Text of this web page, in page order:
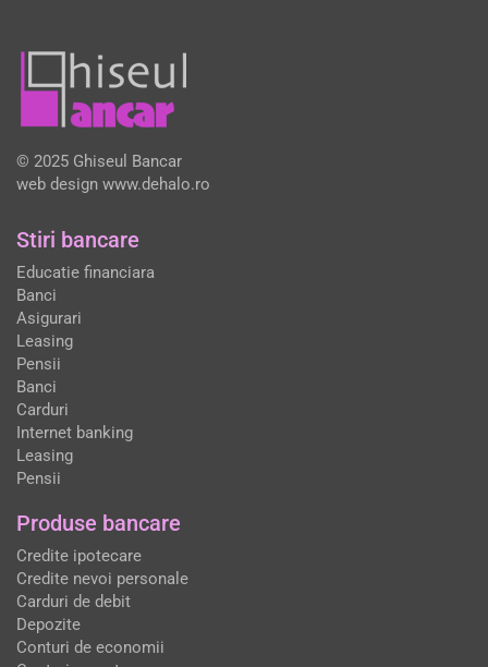
© 2025 Ghiseul Bancar
web design www.dehalo.ro
Stiri bancare
Educatie financiara
Banci
Asigurari
Leasing
Pensii
Banci
Carduri
Internet banking
Leasing
Pensii
Produse bancare
Credite ipotecare
Credite nevoi personale
Carduri de debit
Depozite
Conturi de economii